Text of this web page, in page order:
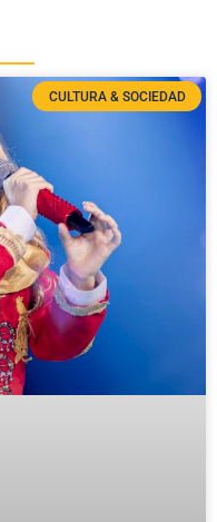
CULTURA & SOCIEDAD